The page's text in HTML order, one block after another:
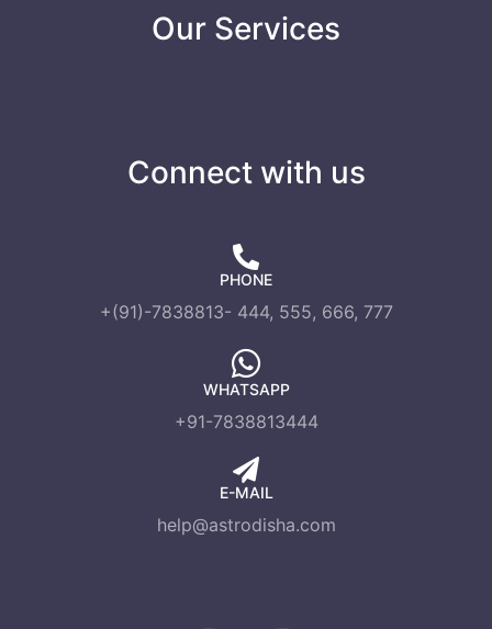
Our Services
Connect with us
PHONE
+(91)-7838813- 444, 555, 666, 777
WHATSAPP
+91-7838813444
E-MAIL
help@astrodisha.com